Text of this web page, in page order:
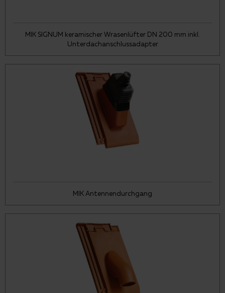
MIK SIGNUM keramischer Wrasenlüfter DN 200 mm inkl.
Unterdachanschlussadapter
MIK Antennendurchgang